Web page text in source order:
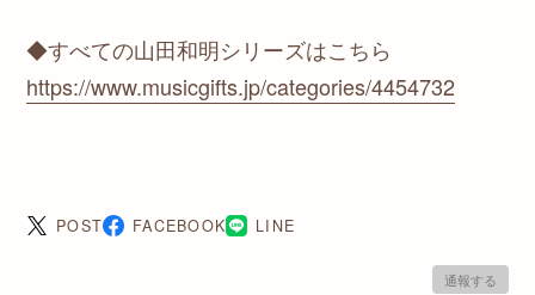
◆すべての山田和明シリーズはこちら
https://www.musicgifts.jp/categories/4454732
POST FACEBOOK LINE
通報する